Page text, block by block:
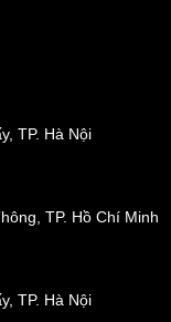
TP. Hà Nội
TP. Hồ Chí Minh
TP. Hà Nội